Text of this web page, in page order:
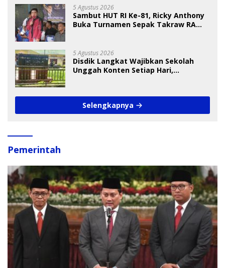
5 Agustus 2026
Sambut HUT RI Ke-81, Ricky Anthony
Buka Turnamen Sepak Takraw RA
5 Agustus 2026
Disdik Langkat Wajibkan Sekolah
Unggah Konten Setiap Hari,
Selengkapnya
Pemerintah